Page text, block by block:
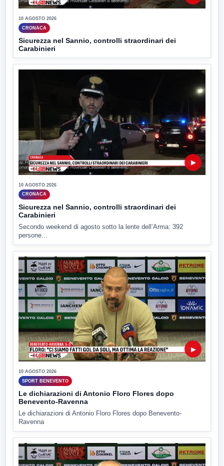
10 AGOSTO 2026
CRONACA
Sicurezza nel Sannio, controlli straordinari dei
Carabinieri
▶
10 AGOSTO 2026
CRONACA
Sicurezza nel Sannio, controlli straordinari dei
Carabinieri
Secondo weekend di agosto sotto la lente dell’Arma: 392
persone...
▶
10 AGOSTO 2026
SPORT BENEVENTO
Le dichiarazioni di Antonio Floro Flores dopo
Benevento-Ravenna
Le dichiarazioni di Antonio Floro Flores dopo Benevento-
Ravenna